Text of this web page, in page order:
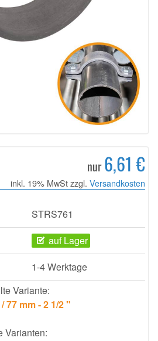
nur6,61 €
inkl. 19% MwSt zzgl. Versandkosten
STRS761
auf Lager
1-4 Werktage
Variante:
77 mm - 2 1/2 "
Varianten: